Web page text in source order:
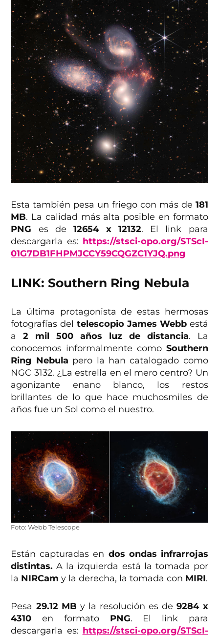
Esta también pesa un friego con más de 181
MB. La calidad más alta posible en formato
PNG es de12654 x 12132. El link para
descargarla es: https://stsci-opo.org/STScI-
01G7DB1FHPMJCCY59CQGZC1YJQ.png
LINK: Southern Ring Nebula
La última protagonista de estas hermosas
fotografías deltelescopio James Webb está
a2 mil 500 años luz de distancia. La
conocemos informalmente como Southern
Ring Nebula pero la han catalogado como
NGC 3132. ¿La estrella en el mero centro? Un
agonizante enano blanco, los restos
brillantes de lo que hace muchosmiles de
años fue un Sol como el nuestro.
Foto: Webb Telescope
Están capturadas en dos ondas infrarrojas
distintas.A la izquierda está la tomada por
la NIRCam y la derecha, la tomada con MIRI.
Pesa 29.12 MB y la resolución es de9284 x
4310 en formato PNG. El link para
descargarla es: https://stsci-opo.org/STScI-